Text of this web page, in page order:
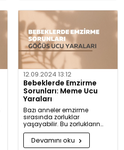
12.09.2024 13:12
Bebeklerde Emzirme
Sorunları: Meme Ucu
Yaraları
Bazı anneler emzirme
sırasında zorluklar
yaşayabilir. Bu zorlukların
başında meme ucu yaraları
ve emzirme sırasında
hissedilen acı gelir.
Devamını oku